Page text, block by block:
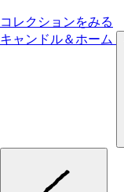
コレクションをみる
キャンドル＆ホーム